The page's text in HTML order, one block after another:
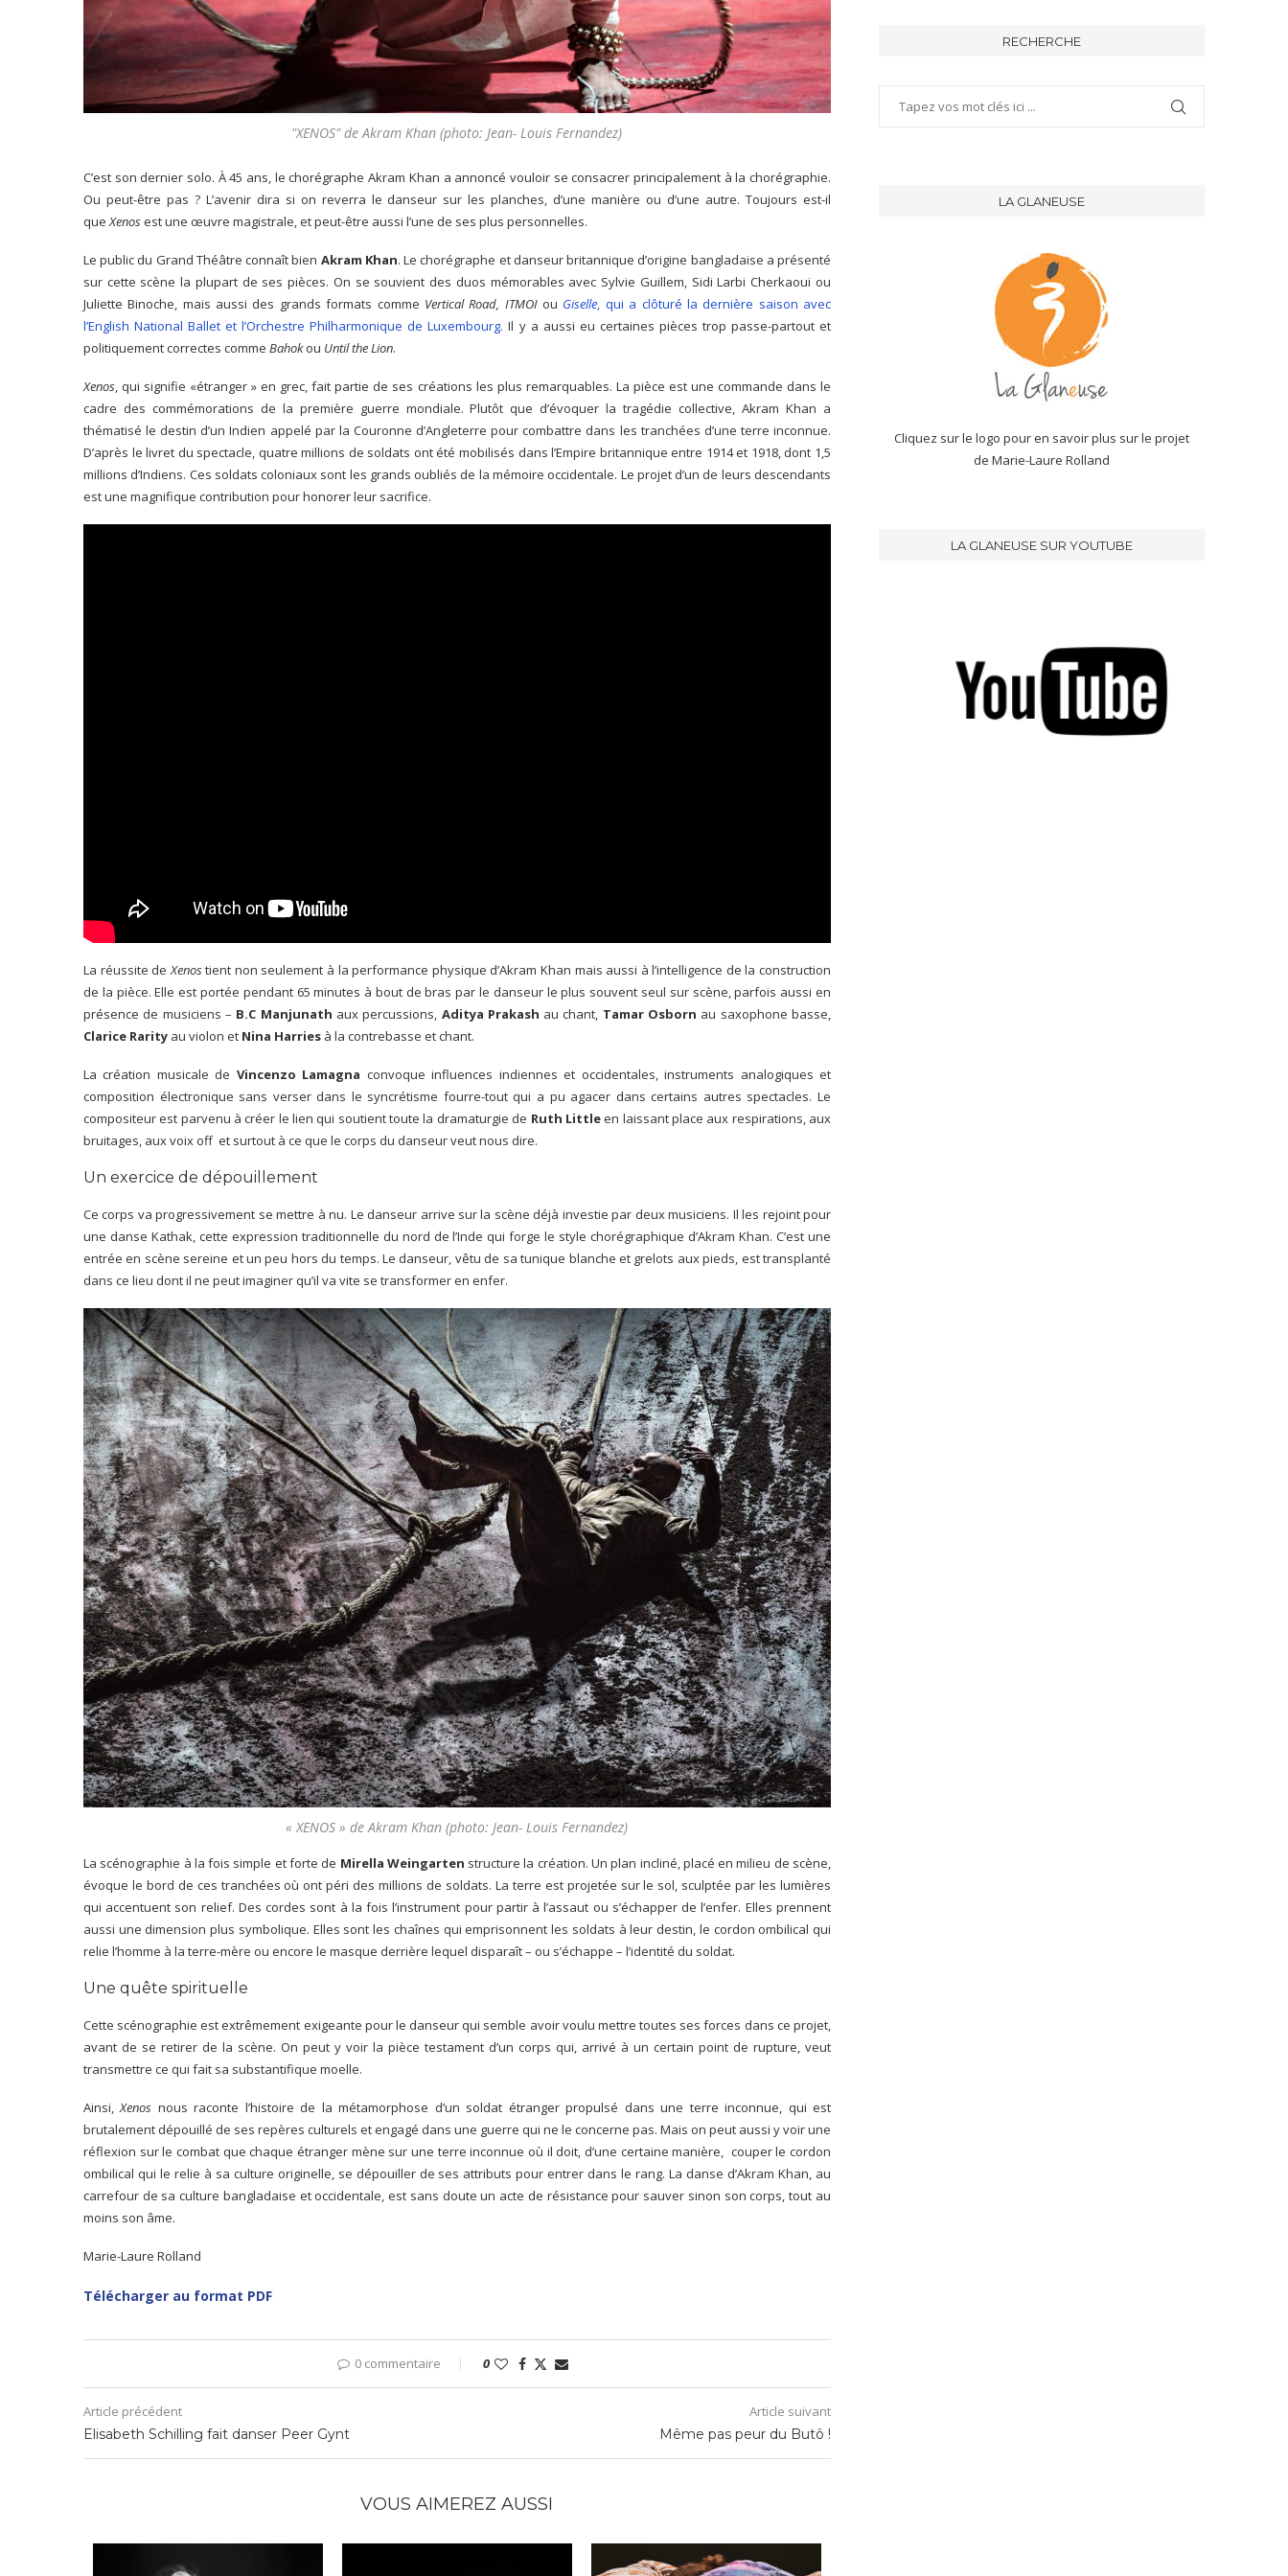
"XENOS" de Akram Khan (photo: Jean- Louis Fernandez)
C’est son dernier solo. À 45 ans, le chorégraphe Akram Khan a annoncé vouloir se consacrer principalement à la chorégraphie.
Ou peut-être pas ? L’avenir dira si on reverra le danseur sur les planches, d’une manière ou d’une autre. Toujours est-il
queXenosest une œuvre magistrale, et peut-être aussi l’une de ses plus personnelles.
Le public du Grand Théâtre connaît bien Akram Khan. Le chorégraphe et danseur britannique d’origine bangladaise a présenté
sur cette scène la plupart de ses pièces. On se souvient des duos mémorables avec Sylvie Guillem, Sidi Larbi Cherkaoui ou
Juliette Binoche, mais aussi des grands formats comme Vertical Road, ITMOI ou Giselle, qui a clôturé la dernière saison avec
l’English National Ballet et l’Orchestre Philharmonique de Luxembourg. Il y a aussi eu certaines pièces trop passe-partout et
politiquement correctes comme Bahokou Until the Lion.
Xenos, qui signifie «étranger » en grec, fait partie de ses créations les plus remarquables. La pièce est une commande dans le
cadre des commémorations de la première guerre mondiale. Plutôt que d’évoquer la tragédie collective, Akram Khan a
thématisé le destin d’un Indien appelé par la Couronne d’Angleterre pour combattre dans les tranchées d’une terre inconnue.
D’après le livret du spectacle, quatre millions de soldats ont été mobilisés dans l’Empire britannique entre 1914 et 1918, dont 1,5
millions d’Indiens. Ces soldats coloniaux sont les grands oubliés de la mémoire occidentale. Le projet d’un de leurs descendants
est une magnifique contribution pour honorer leur sacrifice.
La réussite deXenostient non seulement à la performance physique d’Akram Khan mais aussi à l’intelligence de la construction
de la pièce. Elle est portée pendant 65 minutes à bout de bras par le danseur le plus souvent seul sur scène, parfois aussi en
présence de musiciens – B.C Manjunath aux percussions, Aditya Prakash au chant, Tamar Osborn au saxophone basse,
Clarice Rarity au violon et Nina Harries à la contrebasse et chant.
La création musicale de Vincenzo Lamagna convoque influences indiennes et occidentales, instruments analogiques et
composition électronique sans verser dans le syncrétisme fourre-tout qui a pu agacer dans certains autres spectacles. Le
compositeur est parvenu à créer le lien qui soutient toute la dramaturgie de Ruth Littleen laissant place aux respirations, aux
bruitages, aux voix off et surtout à ce que le corps du danseur veut nous dire.
Un exercice de dépouillement
Ce corps va progressivement se mettre à nu. Le danseur arrive sur la scène déjà investie par deux musiciens. Il les rejoint pour
une danse Kathak, cette expression traditionnelle du nord de l’Inde qui forge le style chorégraphique d’Akram Khan. C’est une
entrée en scène sereine et un peu hors du temps. Le danseur, vêtu de sa tunique blanche et grelots aux pieds, est transplanté
dans ce lieu dont il ne peut imaginer qu’il va vite se transformer en enfer.
« XENOS » de Akram Khan (photo: Jean- Louis Fernandez)
La scénographie à la fois simple et forte de Mirella Weingarten structure la création. Un plan incliné, placé en milieu de scène,
évoque le bord de ces tranchées où ont péri des millions de soldats. La terre est projetée sur le sol, sculptée par les lumières
qui accentuent son relief. Des cordes sont à la fois l’instrument pour partir à l’assaut ou s’échapper de l’enfer. Elles prennent
aussi une dimension plus symbolique. Elles sont les chaînes qui emprisonnent les soldats à leur destin, le cordon ombilical qui
relie l’homme à la terre-mère ou encore le masque derrière lequel disparaît – ou s’échappe – l’identité du soldat.
Une quête spirituelle
Cette scénographie est extrêmement exigeante pour le danseur qui semble avoir voulu mettre toutes ses forces dans ce projet,
avant de se retirer de la scène. On peut y voir la pièce testament d’un corps qui, arrivé à un certain point de rupture, veut
transmettre ce qui fait sa substantifique moelle.
Ainsi,Xenos nous raconte l’histoire de la métamorphose d’un soldat étranger propulsé dans une terre inconnue, qui est
brutalement dépouillé de ses repères culturels et engagé dans une guerre qui ne le concerne pas. Mais on peut aussi y voir une
réflexion sur le combat que chaque étranger mène sur une terre inconnue où il doit, d’une certaine manière, couper le cordon
ombilical qui le relie à sa culture originelle, se dépouiller de ses attributs pour entrer dans le rang. La danse d’Akram Khan, au
carrefour de sa culture bangladaise et occidentale, est sans doute un acte de résistance pour sauver sinon son corps, tout au
moins son âme.
Marie-Laure Rolland
Télécharger au format PDF
0 commentaire 0
Article précédent
Elisabeth Schilling fait danser Peer Gynt
Article suivant
Même pas peur du Butô !
VOUS AIMEREZ AUSSI
RECHERCHE
LA GLANEUSE
Cliquez sur le logo pour en savoir plus sur le projet
de Marie-Laure Rolland
LA GLANEUSE SUR YOUTUBE